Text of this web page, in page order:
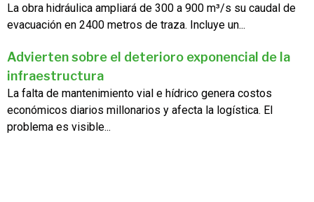
La obra hidráulica ampliará de 300 a 900 m³/s su caudal de
evacuación en 2400 metros de traza. Incluye un...
Advierten sobre el deterioro exponencial de la
infraestructura
La falta de mantenimiento vial e hídrico genera costos
económicos diarios millonarios y afecta la logística. El
problema es visible...